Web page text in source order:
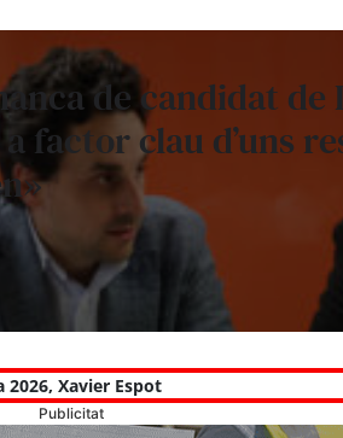
de candidat de
factor clau d’uns
2026, Xavier Espot
Publicitat